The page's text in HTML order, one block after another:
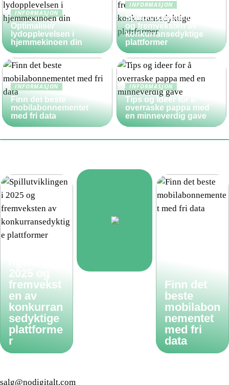
INFORMASJON
Optimaliser
lydopplevelsen i
hjemmekinoen din
INFORMASJON
Spillutviklingen i 2025
og fremveksten av
konkurransedyktige
plattformer
INFORMASJON
Finn det beste
mobilabonnementet
med fri data
INFORMASJON
Tips og ideer for å
overraske pappa med
en minneverdig gave
2025 og
fremvekst
en av
konkurran
sedyktige
plattforme
r
Finn det
beste
mobilabon
nementet
med fri
data
salg@nodigitalt.com